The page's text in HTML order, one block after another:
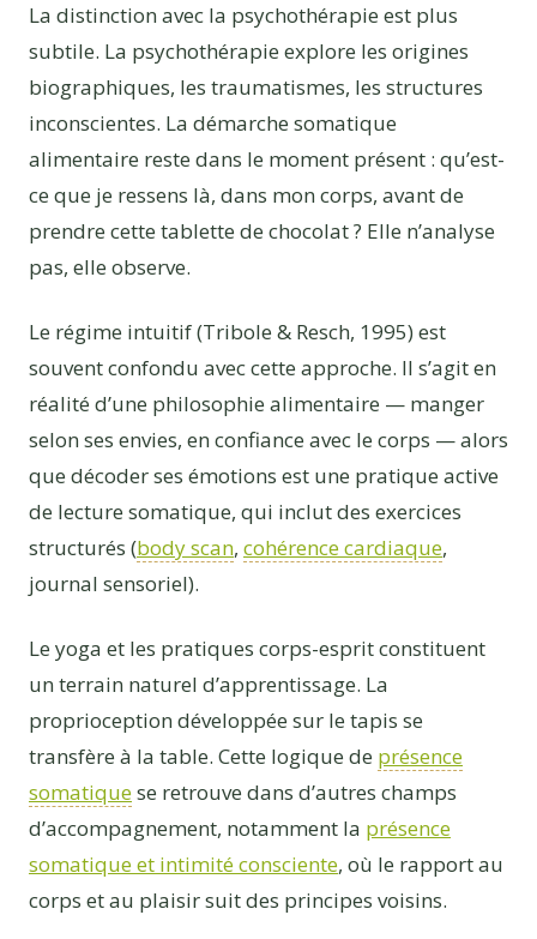
La distinction avec la psychothérapie est plus
subtile. La psychothérapie explore les origines
biographiques, les traumatismes, les structures
inconscientes. La démarche somatique
alimentaire reste dans le moment présent : qu’est-
ce que je ressens là, dans mon corps, avant de
prendre cette tablette de chocolat ? Elle n’analyse
pas, elle observe.
Le régime intuitif (Tribole & Resch, 1995) est
souvent confondu avec cette approche. Il s’agit en
réalité d’une philosophie alimentaire — manger
selon ses envies, en confiance avec le corps — alors
que décoder ses émotions est une pratique active
de lecture somatique, qui inclut des exercices
structurés (body scan, cohérence cardiaque,
journal sensoriel).
Le yoga et les pratiques corps-esprit constituent
un terrain naturel d’apprentissage. La
proprioception développée sur le tapis se
transfère à la table. Cette logique de présence
somatiquese retrouve dans d’autres champs
d’accompagnement, notamment la présence
somatique et intimité consciente, où le rapport au
corps et au plaisir suit des principes voisins.